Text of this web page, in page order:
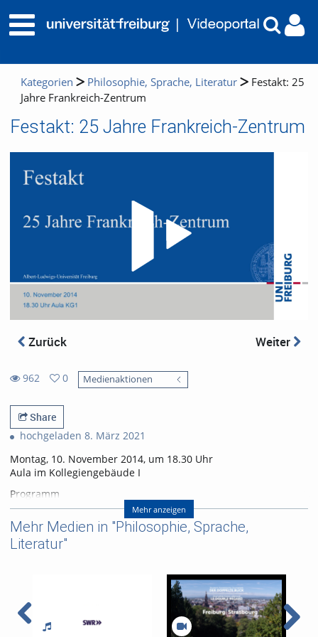
Kategorien Philosophie, Sprache, Literatur
Festakt: 25
Jahre Frankreich-Zentrum
Festakt: 25 Jahre Frankreich-Zentrum
Zurück Weiter
962
views
0
favorites
Medienaktionen
Share
hochgeladen 8. März 2021
Montag, 10. November 2014, um 18.30 Uhr
Aula im Kollegiengebäude I
Programm
Musikalischer Auftakt
Maurice Ravel (1875-1937) Pavane pour une infante défunte,
Bearbeitung: W. Birtel
Vorstandsvorsitzender des Frankreich-Zentrums
Grußworte
Prof. Dr. Gunther Neuhaus
Vizerektor/Prorektor für Forschung der Albert-Ludwigs-
Mehr anzeigen
Mehr Medien in "Philosophie, Sprache,
Literatur"